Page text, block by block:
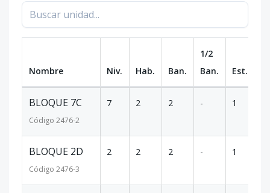
Nombre Niv. Hab. Ban.
1/2
Ban.
Est.
BLOQUE 7C
Código 2476-2
7 2 2 - 1
BLOQUE 2D
Código 2476-3
2 2 2 - 1